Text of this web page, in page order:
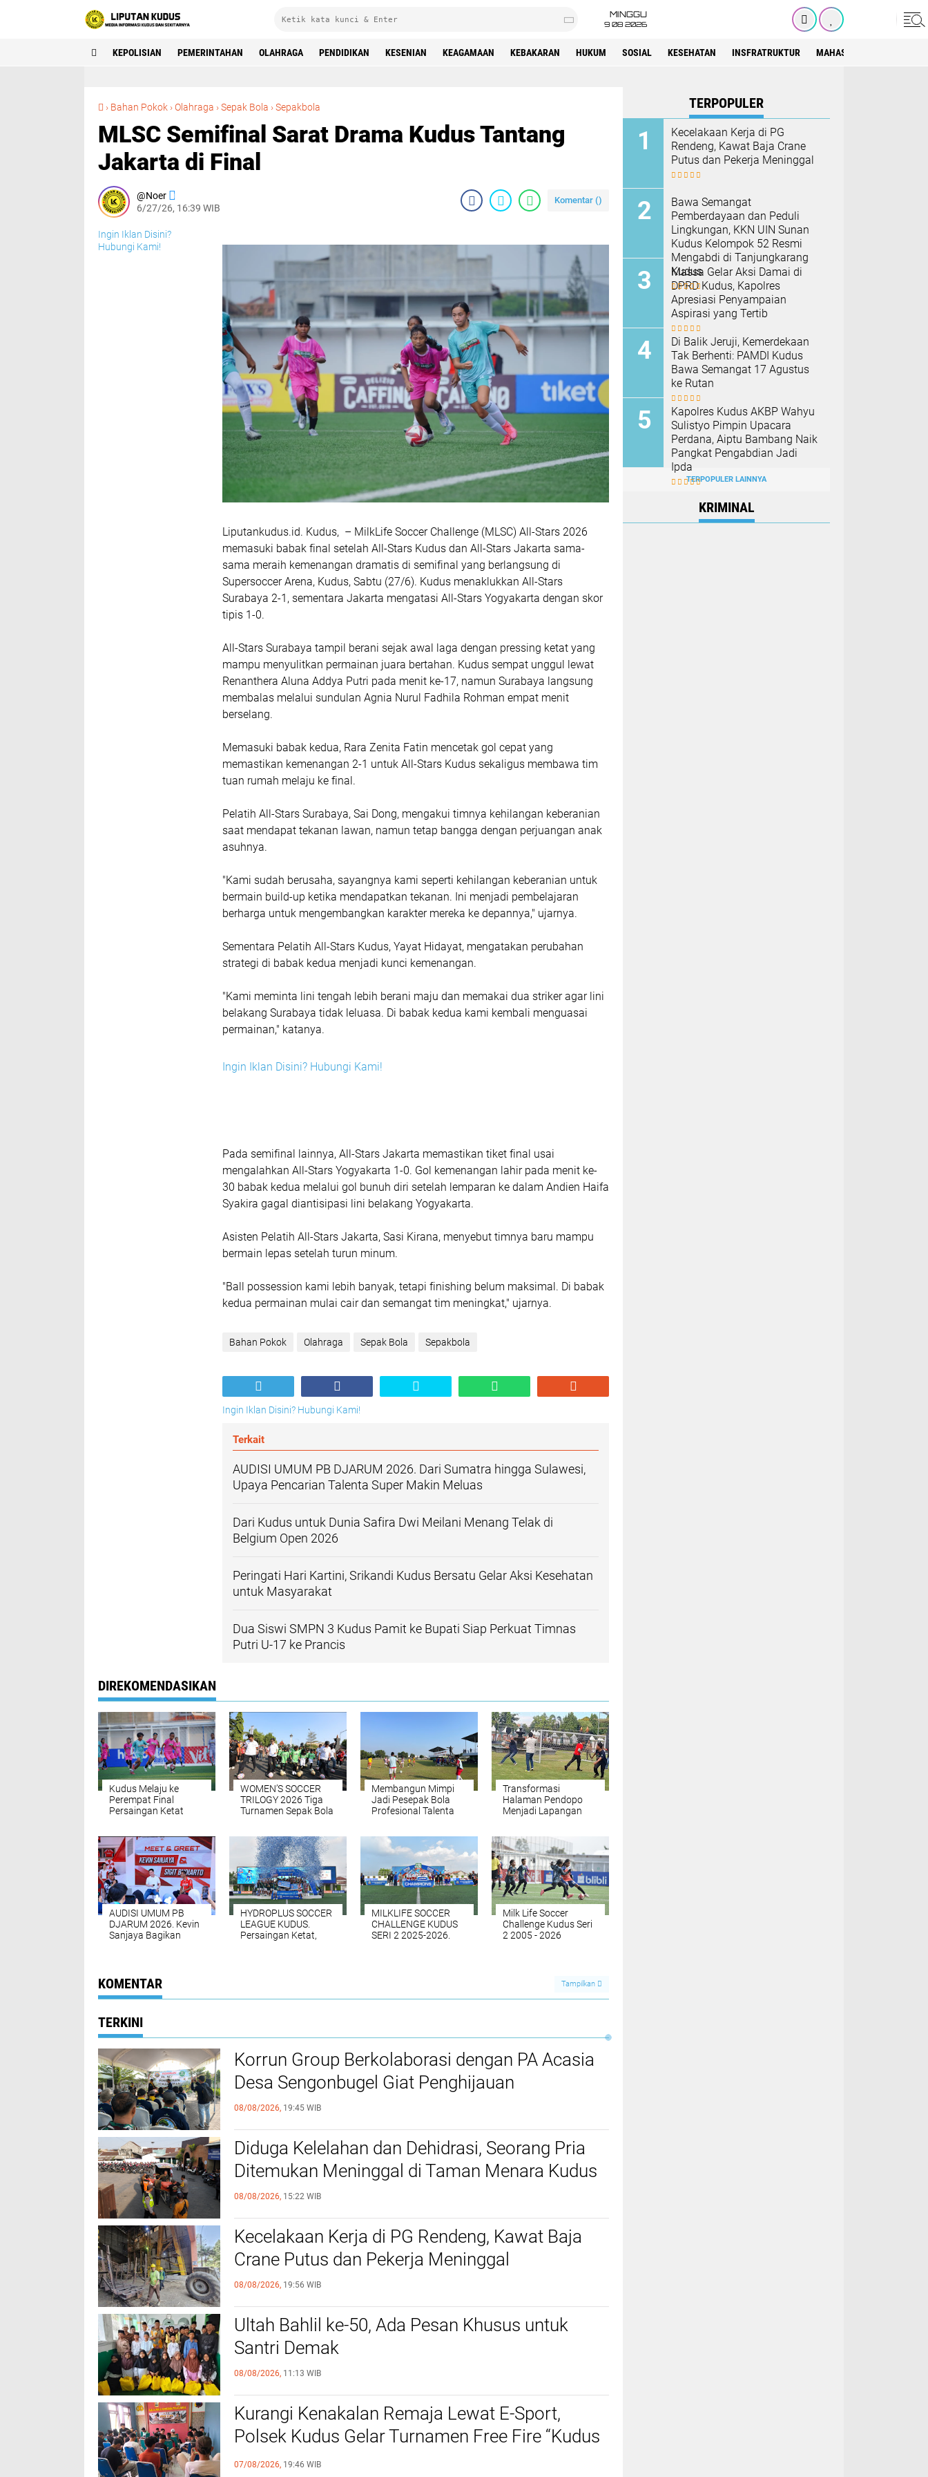
MINGGU
9 08 2026
KEPOLISIAN PEMERINTAHAN OLAHRAGA PENDIDIKAN KESENIAN KEAGAMAAN KEBAKARAN HUKUM SOSIAL KESEHATAN INSFRATRUKTUR MAHASISWA
› Bahan Pokok ›Olahraga ›Sepak Bola ›Sepakbola
MLSC Semifinal Sarat Drama Kudus Tantang
Jakarta di Final
Noer
6/27/26, 16:39 WIB
Komentar ()
Ingin Iklan Disini?
Hubungi Kami!
Liputankudus.id. Kudus, – MilkLife Soccer Challenge (MLSC) All-Stars 2026
memasuki babak final setelah All-Stars Kudus dan All-Stars Jakarta sama-
sama meraih kemenangan dramatis di semifinal yang berlangsung di
Supersoccer Arena, Kudus, Sabtu (27/6). Kudus menaklukkan All-Stars
Surabaya 2-1, sementara Jakarta mengatasi All-Stars Yogyakarta dengan skor
tipis 1-0.
All-Stars Surabaya tampil berani sejak awal laga dengan pressing ketat yang
mampu menyulitkan permainan juara bertahan. Kudus sempat unggul lewat
Renanthera Aluna Addya Putri pada menit ke-17, namun Surabaya langsung
membalas melalui sundulan Agnia Nurul Fadhila Rohman empat menit
berselang.
Memasuki babak kedua, Rara Zenita Fatin mencetak gol cepat yang
memastikan kemenangan 2-1 untuk All-Stars Kudus sekaligus membawa tim
tuan rumah melaju ke final.
Pelatih All-Stars Surabaya, Sai Dong, mengakui timnya kehilangan keberanian
saat mendapat tekanan lawan, namun tetap bangga dengan perjuangan anak
asuhnya.
"Kami sudah berusaha, sayangnya kami seperti kehilangan keberanian untuk
bermain build-up ketika mendapatkan tekanan. Ini menjadi pembelajaran
berharga untuk mengembangkan karakter mereka ke depannya," ujarnya.
Sementara Pelatih All-Stars Kudus, Yayat Hidayat, mengatakan perubahan
strategi di babak kedua menjadi kunci kemenangan.
"Kami meminta lini tengah lebih berani maju dan memakai dua striker agar lini
belakang Surabaya tidak leluasa. Di babak kedua kami kembali menguasai
permainan," katanya.
Ingin Iklan Disini? Hubungi Kami!
Pada semifinal lainnya, All-Stars Jakarta memastikan tiket final usai
mengalahkan All-Stars Yogyakarta 1-0. Gol kemenangan lahir pada menit ke-
30 babak kedua melalui gol bunuh diri setelah lemparan ke dalam Andien Haifa
Syakira gagal diantisipasi lini belakang Yogyakarta.
Asisten Pelatih All-Stars Jakarta, Sasi Kirana, menyebut timnya baru mampu
"Ball possession kami lebih banyak, tetapi finishing belum maksimal. Di babak
kedua permainan mulai cair dan semangat tim meningkat," ujarnya.
Bahan Pokok Olahraga
AUDISI UMUM PB DJARUM 2026. Dari Sumatra hingga Sulawesi,
Upaya Pencarian Talenta Super Makin Meluas
Dari Kudus untuk Dunia Safira Dwi Meilani Menang Telak di
Belgium Open 2026
untuk Masyarakat
Dua Siswi SMPN 3 Kudus Pamit ke Bupati Siap Perkuat Timnas
Putri U-17 ke Prancis
DIREKOMENDASIKAN
Kudus Melaju ke
Persaingan Ketat
Warnai Hari Kedua
MLSC All-Stars 2026
Turnamen Sepak Bola
Putri Berskala
Nasional dan
Internasional Akan
Profesional Talenta
Muda dari Papua
hingga Sumatera
Berebut Beasiswa
Menjadi Lapangan
Mini Soccer, Bupati
Kudus Sambut Piala
Dunia dan
AUDISI UMUM PB
DJARUM 2026. Kevin
Sanjaya Bagikan
Perjuangan
Menembus Audisi
Umum PB Djarum
HYDROPLUS SOCCER
LEAGUE KUDUS.
Scorpion FC U-15 dan
Samba Persada
CHALLENGE KUDUS
SERI 2 2025-2026.
Milk Life Soccer
Challenge Kudus Seri
KOMENTAR Tampilkan
TERKINI
Korrun Group Berkolaborasi dengan PA Acasia
Desa Sengonbugel Giat Penghijauan
08/08/2026, 19:45 WIB
Diduga Kelelahan dan Dehidrasi, Seorang Pria
Ditemukan Meninggal di Taman Menara Kudus
08/08/2026,15:22 WIB
TERPOPULER
Kecelakaan Kerja di PG
Rendeng, Kawat Baja Crane
Putus dan Pekerja Meninggal
Bawa Semangat
Pemberdayaan dan Peduli
Lingkungan, KKN UIN Sunan
Kudus Kelompok 52 Resmi
Mengabdi di Tanjungkarang
Kudus
Massa Gelar Aksi Damai di
DPRD Kudus, Kapolres
Apresiasi Penyampaian
Aspirasi yang Tertib
Di Balik Jeruji, Kemerdekaan
Tak Berhenti: PAMDI Kudus
Bawa Semangat 17 Agustus
ke Rutan
Kapolres Kudus AKBP Wahyu
Sulistyo Pimpin Upacara
Perdana, Aiptu Bambang Naik
Pangkat Pengabdian Jadi
Ipda
TERPOPULER LAINNYA
KRIMINAL